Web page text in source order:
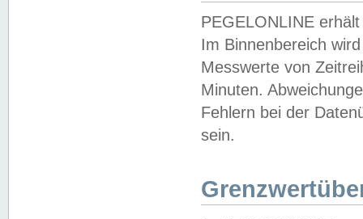
PEGELONLINE
Im Binnenbereich
Messwerte von
Minuten.
Fehlern bei der
sein.